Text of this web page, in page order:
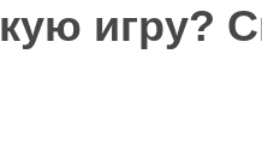
игру?